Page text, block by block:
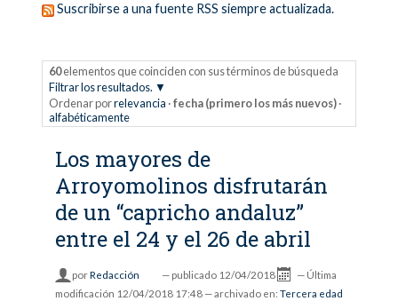
Suscribirse a una fuente RSS siempre actualizada.
60elementos que coinciden con sus términos de búsqueda
Filtrar los resultados.
Ordenar porrelevancia ·fecha (primero los más nuevos) ·
alfabéticamente
Los mayores de
Arroyomolinos disfrutarán
de un “capricho andaluz”
entre el 24 y el 26 de abril
porRedacción — publicado 12/04/2018 — Última
modificación 12/04/2018 17:48 — archivado en: Tercera edad